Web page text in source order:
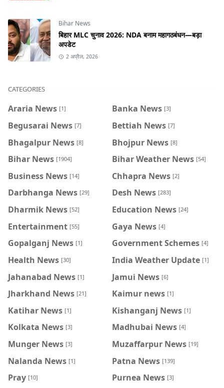
Bihar News
बिहार MLC चुनाव 2026: NDA बनाम महागठबंधन—बड़ा
अपडेट
2 अप्रैल, 2026
CATEGORIES
Araria News [1] Banka News [3]
Begusarai News [7] Bettiah News [7]
Bhagalpur News [8] Bhojpur News [8]
Bihar News [1904] Bihar Weather News [54]
Business News [14] Chhapra News [2]
Darbhanga News [29] Desh News [283]
Dharmik News [52] Education News [24]
Entertainment [55] Gaya News [4]
Gopalganj News [1] Government Schemes [4]
Health News [30] India Weather Update [1]
Jahanabad News [1] Jamui News [6]
Jharkhand News [21] Kaimur news [1]
Katihar News [1] Kishanganj News [1]
Kolkata News [3] Madhubai News [4]
Munger News [3] Muzaffarpur News [19]
Nalanda News [1] Patna News [139]
Pray [10] Purnea News [3]